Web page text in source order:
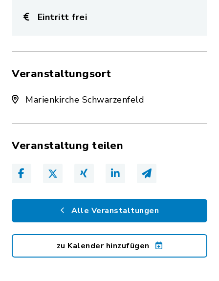
Eintritt frei
Veranstaltungsort
Marienkirche Schwarzenfeld
Veranstaltung teilen
Alle Veranstaltungen
zu Kalender hinzufügen